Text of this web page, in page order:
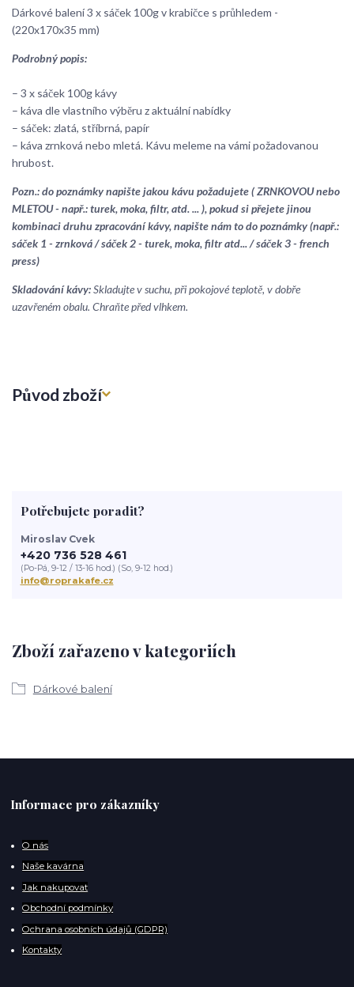
Dárkové balení 3 x sáček 100g v krabičce s průhledem -
(220x170x35 mm)
Podrobný popis:
– 3 x sáček 100g kávy
– káva dle vlastního výběru z aktuální nabídky
– sáček: zlatá, stříbrná, papír
– káva zrnková nebo mletá. Kávu meleme na vámi požadovanou
hrubost.
Pozn.: do poznámky napište jakou kávu požadujete ( ZRNKOVOU nebo
MLETOU - např.: turek, moka, filtr, atd. ... ), pokud si přejete jinou
kombinaci druhu zpracování kávy, napište nám to do poznámky (např.:
sáček 1 - zrnková / sáček 2 - turek, moka, filtr atd... / sáček 3 - french
press)
Skladování kávy:Skladujte v suchu, při pokojové teplotě, v dobře
uzavřeném obalu. Chraňte před vlhkem.
Původ zboží
Zboží zařazeno v kategoriích
Dárkové balení
Potřebujete poradit?
Miroslav Cvek
+420 736 528 461
(Po-Pá, 9-12 / 13-16 hod.) (So, 9-12 hod.)
info@roprakafe.cz
Informace pro zákazníky
O nás
Naše kavárna
Jak nakupovat
Obchodní podmínky
Ochrana osobních údajů (GDPR)
Kontakty